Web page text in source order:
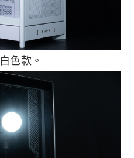
色款。